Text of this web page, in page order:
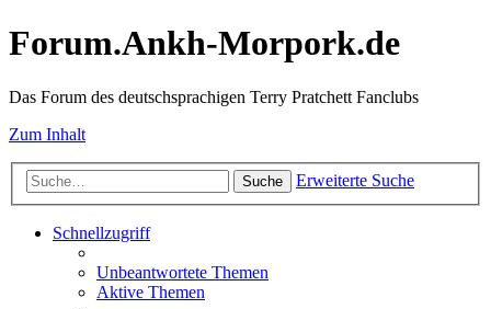
Forum.Ankh-Morpork.de
Das Forum des deutschsprachigen Terry Pratchett Fanclubs
Zum Inhalt
Suche Erweiterte Suche
Schnellzugriff
Unbeantwortete Themen
Aktive Themen